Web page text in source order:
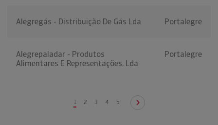
Alegregás - Distribuição De Gás Lda Portalegre
Alegrepaladar - Produtos
Alimentares E Representações, Lda
Portalegre
1 2 3 4 5